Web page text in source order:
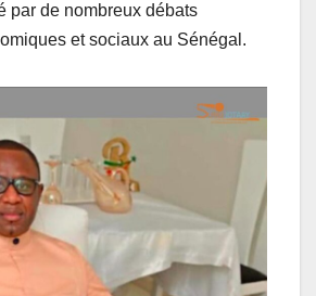
par de nombreux débats
et sociaux au Sénégal.